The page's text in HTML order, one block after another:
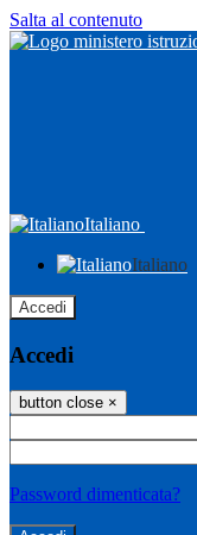
Salta al contenuto
Italiano
Italiano
Accedi
Accedi
button close ×
Password dimenticata?